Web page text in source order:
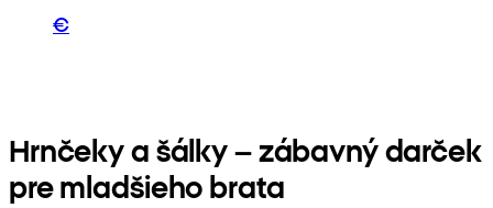
€
Hrnčeky a šálky – zábavný darček
pre mladšieho brata